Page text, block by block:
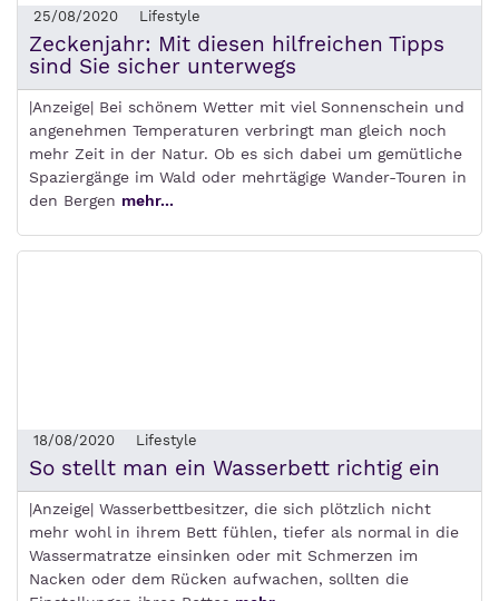
25/08/2020 Lifestyle
Zeckenjahr: Mit diesen hilfreichen Tipps
sind Sie sicher unterwegs
|Anzeige| Bei schönem Wetter mit viel Sonnenschein und
angenehmen Temperaturen verbringt man gleich noch
mehr Zeit in der Natur. Ob es sich dabei um gemütliche
Spaziergänge im Wald oder mehrtägige Wander-Touren in
den Bergen mehr...
18/08/2020 Lifestyle
So stellt man ein Wasserbett richtig ein
|Anzeige| Wasserbettbesitzer, die sich plötzlich nicht
mehr wohl in ihrem Bett fühlen, tiefer als normal in die
Wassermatratze einsinken oder mit Schmerzen im
Nacken oder dem Rücken aufwachen, sollten die